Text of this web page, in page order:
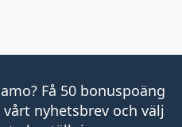
Få 50 bonuspoäng
nyhetsbrev och välj